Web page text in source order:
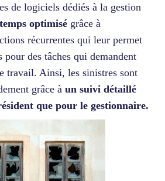
de logiciels dédiés à la gestion
temps optimisé grâce à
récurrentes qui leur permet
pour des tâches qui demandent
travail. Ainsi, les sinistres sont
grâce à un suivi détaillé
que pour le gestionnaire.